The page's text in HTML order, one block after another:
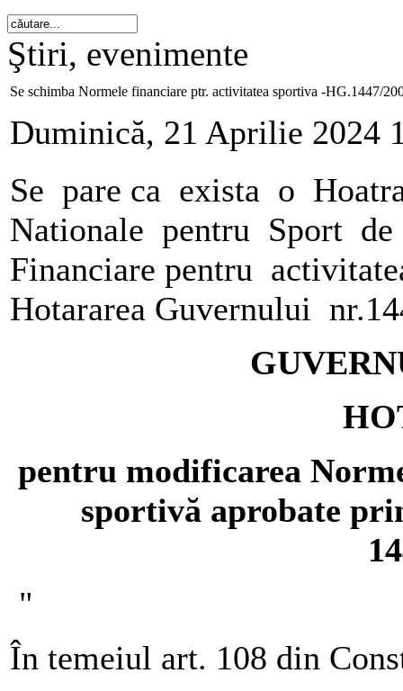
Ştiri, evenimente
Se schimba Normele financiare ptr. activitatea sportiva -HG.1447/
Duminică, 21 Aprilie 2024
Se pare ca exista o
Nationale pentru Sport
Financiare pentru
Hotararea Guvernului
pentru modificarea
sportivă aprobate
"
În temeiul art. 108 din